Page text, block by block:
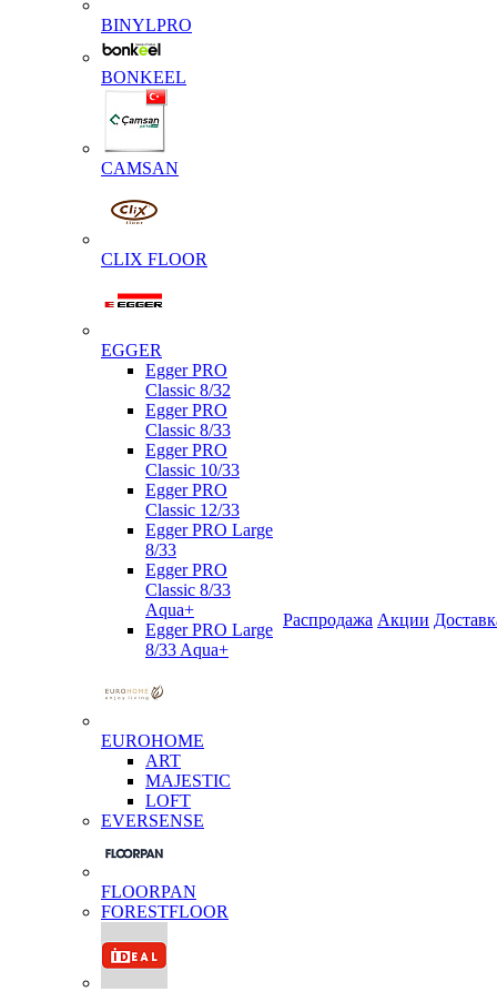
BINYLPRO
BONKEEL
CAMSAN
CLIX FLOOR
EGGER
Egger PRO
Classic 8/32
Egger PRO
Classic 8/33
Egger PRO
Classic 10/33
Egger PRO
Classic 12/33
Egger PRO Large
8/33
Egger PRO
Classic 8/33
Aqua+
Egger PRO Large
8/33 Aqua+
EUROHOME
ART
MAJESTIC
LOFT
EVERSENSE
FLOORPAN
FORESTFLOOR
Распродажа Акции